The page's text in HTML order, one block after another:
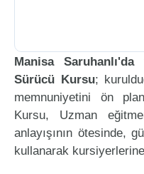
Manisa Saruhanlı'da
Sürücü Kursu;
memnuniyetini ön
Kursu, Uzman
anlayışının ötesinde,
kullanarak